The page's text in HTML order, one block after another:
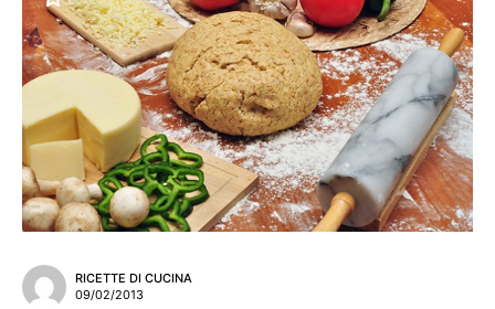
RICETTE DI CUCINA
09/02/2013